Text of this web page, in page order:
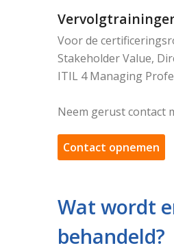
Voor de
Stakeholder Value,
ITIL 4 Managing
Neem gerust contact
Contact opnemen
Wat wordt
behandeld?